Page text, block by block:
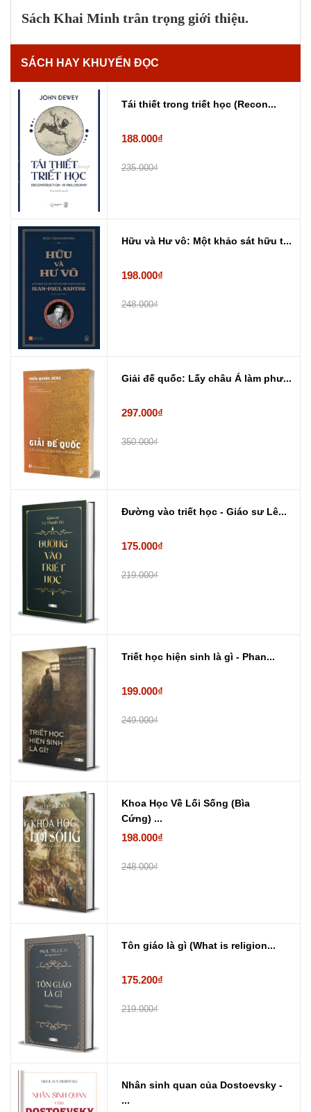
Sách Khai Minh trân trọng giới thiệu.
SÁCH HAY KHUYẾN ĐỌC
Tái thiết trong triết học (Recon...
188.000₫
235.000₫
Hữu và Hư vô: Một khảo sát hữu t...
198.000₫
248.000₫
Giải đế quốc: Lấy châu Á làm phư...
297.000₫
350.000₫
Đường vào triết học - Giáo sư Lê...
175.000₫
219.000₫
Triết học hiện sinh là gì - Phan...
199.000₫
249.000₫
Khoa Học Về Lối Sống (Bìa
Cứng) ...
198.000₫
248.000₫
Tôn giáo là gì (What is religion...
175.200₫
219.000₫
Nhân sinh quan của Dostoevsky -
...